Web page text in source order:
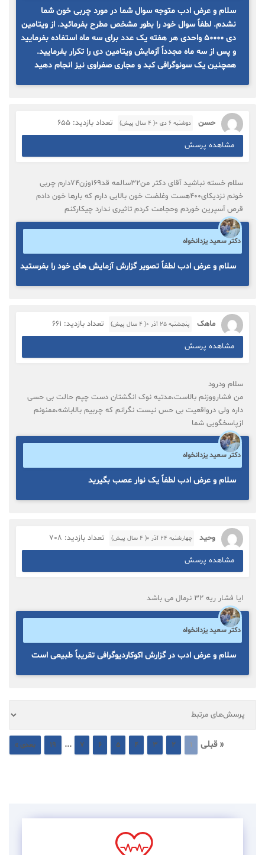
سلام و عرض ادب متوجه سوال شما در مورد چربی خون شما
نشدم. لطفاً سوال خود را بطور مشخص مطرح بفرمائید. از ویتامین
دی ۵۰۰۰۰ واحدی هر هفته یک عدد برای سه ماه استفاده بفرمایید
و پس از سه ماه مجدداً آزمایش ویتامین دی را تکرار بفرمایید.
همچنین یک سونوگرافی کبد و مجاری صفراوی نیز انجام دهید
حسن دوشنبه ۶ دی ۰( 4 سال پیش) تعداد بازدید: 655
مشاهده پرسش
سلام خسته نباشید آقای دکتر من32سالمه قد169وزن74دارم چربی
خونم نزدیکای400هست وغلضت خون بالایی دارم که بارها خون دادم
قرص آسپرین خوردم وحجامت کردم تاثیری ندارد چیکارکنم
دکتر سعید یزدانخواه
سلام و عرض ادب لطفاً تصویر گزارش آزمایش های خود را بفرستید
ماهک پنجشنبه ۲۵ آذر ۰( 4 سال پیش) تعداد بازدید: 661
مشاهده پرسش
سلام ودرود
من فشارووزنم بالاست،مدتیه نوک انگشتان دست چپم حالت بی حسی
داره ولی درواقعیت بی حس نیست نگرانم که چربیم بالاباشه،ممنونم
ازپاسخگویی شما
دکتر سعید یزدانخواه
سلام و عرض ادب لطفاً یک نوار عصب بگیرید
وحید چهارشنبه ۲۴ آذر ۰( 4 سال پیش) تعداد بازدید: 708
مشاهده پرسش
ایا فشار ریه 32 نرمال می باشد
دکتر سعید یزدانخواه
سلام و عرض ادب در گزارش اکوکاردیوگرافی تقریباً طبیعی است
« قبلی 1
2
3
4
5
6
7
...
19 بعدی »